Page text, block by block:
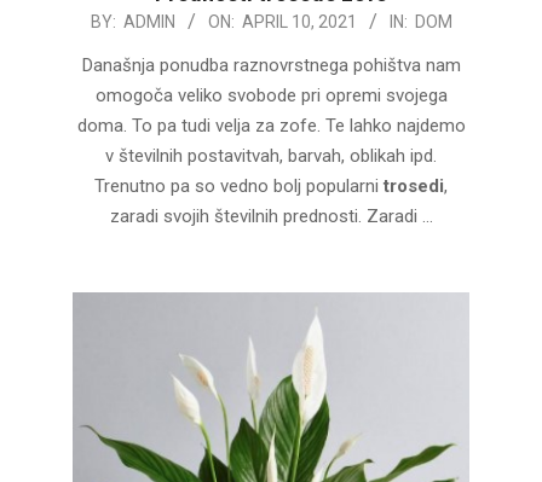
2021-
BY: ADMIN ON: APRIL 10, 2021 IN: DOM
Današnja ponudba raznovrstnega pohištva nam
omogoča veliko svobode pri opremi svojega
doma. To pa tudi velja za zofe. Te lahko najdemo
v številnih postavitvah, barvah, oblikah ipd.
Trenutno pa so vedno bolj popularni trosedi,
zaradi svojih številnih prednosti. Zaradi …